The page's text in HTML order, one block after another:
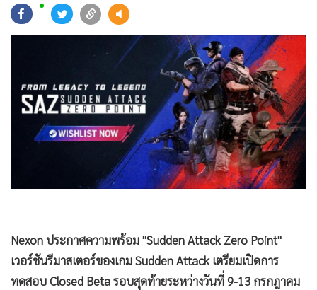
• คอลัมนิสต์
• ละคร
ผู้จัดกวน
Good health & Well-being
Green Innovation & SD
Management & HR
• MGR Live
•
การเมือง
• ท่องเที่ยว
• กีฬา
Nexon ประกาศความพร้อม "Sudden Attack Zero Point"
เวอร์ชันรีมาสเตอร์ของเกม Sudden Attack เตรียมเปิดการ
ทดสอบ Closed Beta รอบสุดท้ายระหว่างวันที่ 9-13 กรกฎาคม